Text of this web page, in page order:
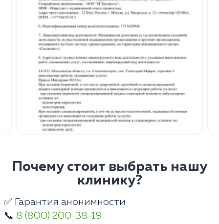
Почему стоит выбрать нашу
клинику?
✅ Гарантия анонимности
📞 8 (800) 200-38-19